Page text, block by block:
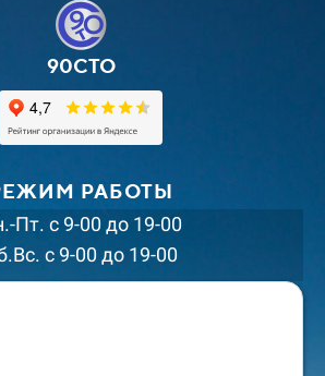
90СТО
РАБОТЫ
Пт. с 9-00 до 19-00
с 9-00 до 19-00